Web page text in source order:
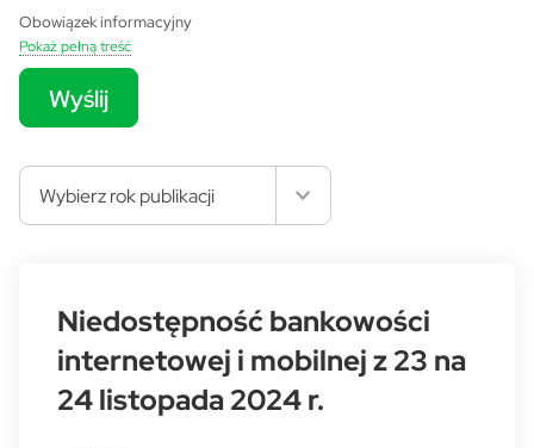
Obowiązek informacyjny
Pokaż pełną treść
Wyślij
Wybierz rok publikacji
Niedostępność bankowości
internetowej i mobilnej z 23 na
24 listopada 2024 r.